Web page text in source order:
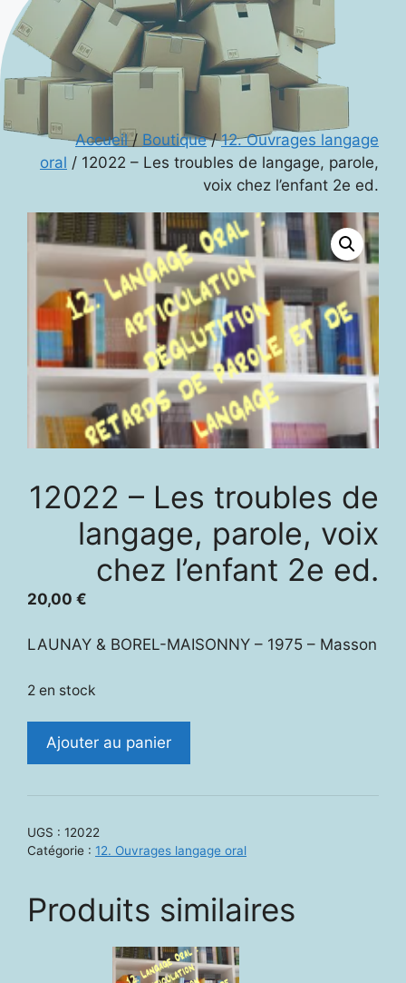
Accueil/ Boutique/12. Ouvrages langage
oral / 12022 – Les troubles de langage, parole,
voix chez l’enfant 2e ed.
12022 – Les troubles de
langage, parole, voix
chez l’enfant 2e ed.
20,00 €
LAUNAY & BOREL-MAISONNY – 1975 – Masson
2 en stock
quantité
troubles
parole,
Ajouter au panier
UGS : 12022
Catégorie : 12. Ouvrages langage oral
Produits similaires